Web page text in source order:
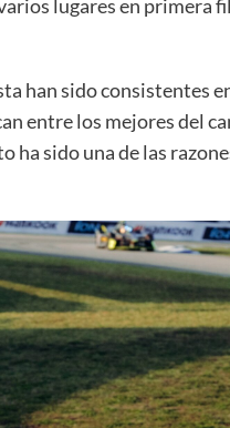
lugares en primera
han sido consistentes
entre los mejores del
ha sido una de las